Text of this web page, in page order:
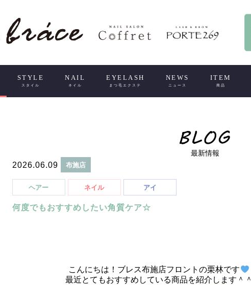
STYLE
スタイル
NAIL
ネイル
EYELASH
まつ毛エクステ
NEWS
ニュース
ITEM
商品
最新情報
2026.06.09 布施店
ヘアー ネイル アイ
何度でもおすすめしたい角質ケア☆
こんにちは！ブレス布施店フロントの栗林です
最近とてもおすすめしている商品を紹介します＾＾